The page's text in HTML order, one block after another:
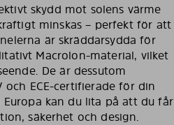
skydd mot solens värme
minskas – perfekt för att
är skräddarsydda för
Macrolon-material, vilket
De är dessutom
och ECE-certifierade för din
kan du lita på att du får
säkerhet och design.